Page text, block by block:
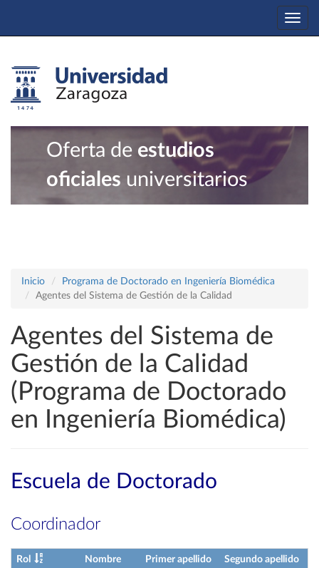
Oferta de estudios
oficiales universitarios
Inicio
Programa de Doctorado en Ingeniería Biomédica
Agentes del Sistema de Gestión de la Calidad
Agentes del Sistema de
Gestión de la Calidad
(Programa de Doctorado
en Ingeniería Biomédica)
Escuela de Doctorado
Coordinador
Rol Nombre Primer apellido Segundo apellido